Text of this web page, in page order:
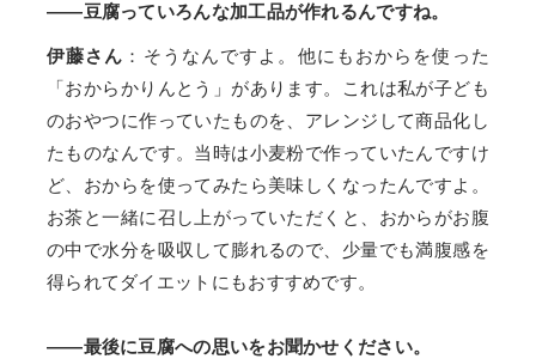
——豆腐っていろんな加工品が作れるんですね。
伊藤さん ：そうなんですよ。他にもおからを使った
「おからかりんとう」があります。これは私が子ども
のおやつに作っていたものを、アレンジして商品化し
たものなんです。当時は小麦粉で作っていたんですけ
ど、おからを使ってみたら美味しくなったんですよ。
お茶と一緒に召し上がっていただくと、おからがお腹
の中で水分を吸収して膨れるので、少量でも満腹感を
得られてダイエットにもおすすめです。
——最後に豆腐への思いをお聞かせください。